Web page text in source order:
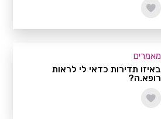
מאמרים
באיזו תדירות כדאי לי לראות
רופא.ה?